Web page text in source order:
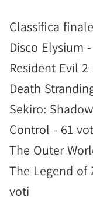
Classifica
Disco Elysium
Resident Evil
Death
Sekiro:
Control - 61
The Outer
The Legend of
voti